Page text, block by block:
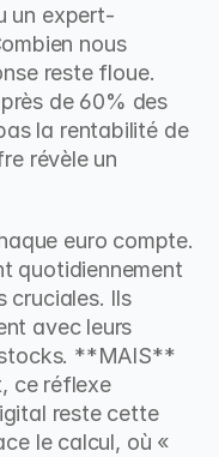
un expert-
nous
reste floue.
de 60% des
la rentabilité de
révèle un
euro compte.
quotidiennement
cruciales. Ils
avec leurs
**MAIS**
ce réflexe
reste cette
le calcul, où «